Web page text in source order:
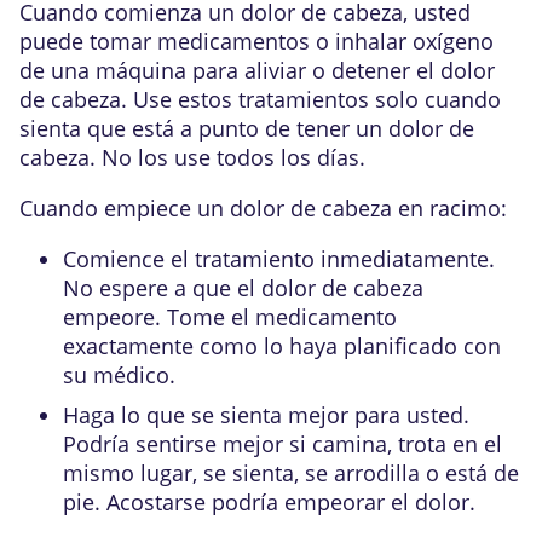
Cuando comienza un dolor de cabeza, usted
puede tomar medicamentos o inhalar oxígeno
de una máquina para aliviar o detener el dolor
de cabeza. Use estos tratamientos solo cuando
sienta que está a punto de tener un dolor de
cabeza. No los use todos los días.
Cuando empiece un dolor de cabeza en racimo:
Comience el tratamiento inmediatamente.
No espere a que el dolor de cabeza
empeore. Tome el medicamento
exactamente como lo haya planificado con
su médico.
Haga lo que se sienta mejor para usted.
Podría sentirse mejor si camina, trota en el
mismo lugar, se sienta, se arrodilla o está de
pie. Acostarse podría empeorar el dolor.